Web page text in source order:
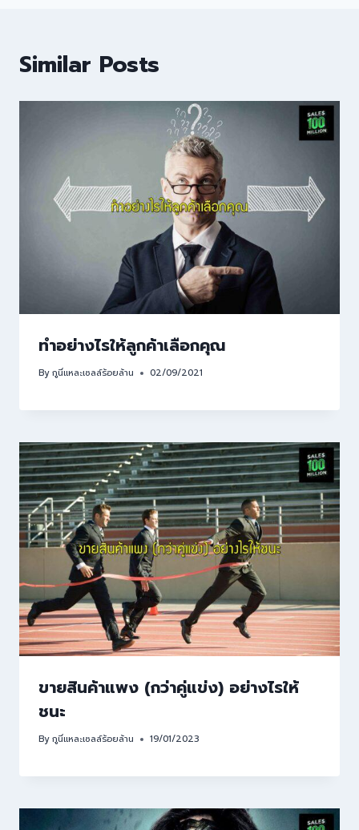
Similar Posts
ทำอย่างไรให้ลูกค้าเลือกคุณ
Byกูนี่แหละเซลล์ร้อยล้าน 02/09/2021
ขายสินค้าแพง (กว่าคู่แข่ง) อย่างไรให้
ชนะ
Byกูนี่แหละเซลล์ร้อยล้าน 19/01/2023